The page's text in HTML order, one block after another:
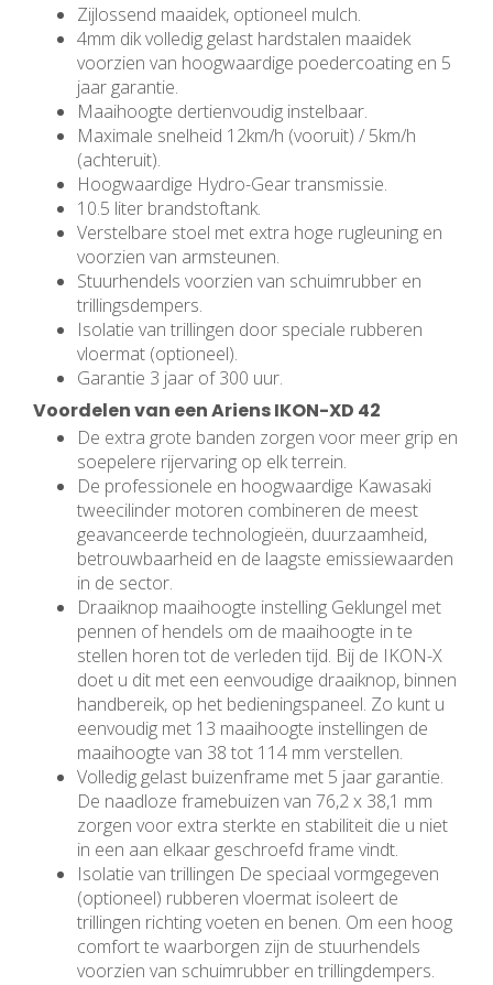
Zijlossend maaidek, optioneel mulch.
4mm dik volledig gelast hardstalen maaidek
voorzien van hoogwaardige poedercoating en 5
jaar garantie.
Maaihoogte dertienvoudig instelbaar.
Maximale snelheid 12km/h (vooruit) / 5km/h
(achteruit).
Hoogwaardige Hydro-Gear transmissie.
10.5 liter brandstoftank.
Verstelbare stoel met extra hoge rugleuning en
voorzien van armsteunen.
Stuurhendels voorzien van schuimrubber en
trillingsdempers.
Isolatie van trillingen door speciale rubberen
vloermat (optioneel).
Garantie 3 jaar of 300 uur.
Voordelen van een Ariens IKON-XD 42
De extra grote banden zorgen voor meer grip en
soepelere rijervaring op elk terrein.
De professionele en hoogwaardige Kawasaki
tweecilinder motoren combineren de meest
geavanceerde technologieën, duurzaamheid,
betrouwbaarheid en de laagste emissiewaarden
in de sector.
Draaiknop maaihoogte instelling Geklungel met
pennen of hendels om de maaihoogte in te
stellen horen tot de verleden tijd. Bij de IKON-X
doet u dit met een eenvoudige draaiknop, binnen
handbereik, op het bedieningspaneel. Zo kunt u
eenvoudig met 13 maaihoogte instellingen de
maaihoogte van 38 tot 114 mm verstellen.
Volledig gelast buizenframe met 5 jaar garantie.
De naadloze framebuizen van 76,2 x 38,1 mm
zorgen voor extra sterkte en stabiliteit die u niet
in een aan elkaar geschroefd frame vindt.
Isolatie van trillingen De speciaal vormgegeven
(optioneel) rubberen vloermat isoleert de
trillingen richting voeten en benen. Om een hoog
comfort te waarborgen zijn de stuurhendels
voorzien van schuimrubber en trillingdempers.